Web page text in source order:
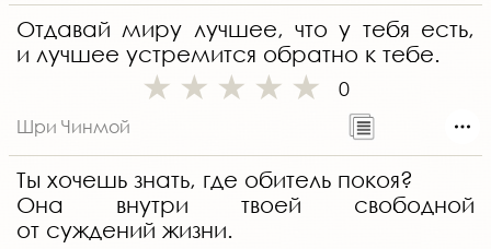
Отдавай миру лучшее, что у тебя есть,
и лучшее устремится обратно к тебе.
0
Шри Чинмой
Ты хочешь знать, где обитель покоя?
Она внутри твоей свободной
от суждений жизни.